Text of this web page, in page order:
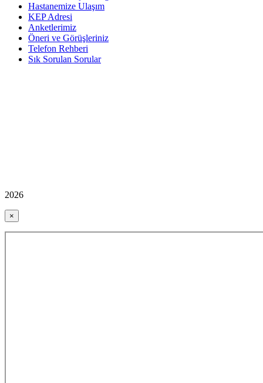
Hastanemize Ulaşım
KEP Adresi
Anketlerimiz
Öneri ve Görüşleriniz
Telefon Rehberi
Sık Sorulan Sorular
2026
×